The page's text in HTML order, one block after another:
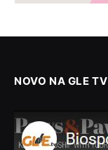
NOVO NA GLE TV